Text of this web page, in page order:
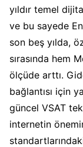
yıldır temel
ve bu sayede
son beş yılda,
sırasında hem
ölçüde arttı.
bağlantısı için
güncel VSAT
internetin